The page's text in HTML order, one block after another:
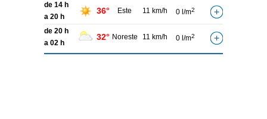
de 14 h
a 20 h
36° Este 11 km/h 0 l/m2
de 20 h
a 02 h
32° Noreste 11 km/h 0 l/m2